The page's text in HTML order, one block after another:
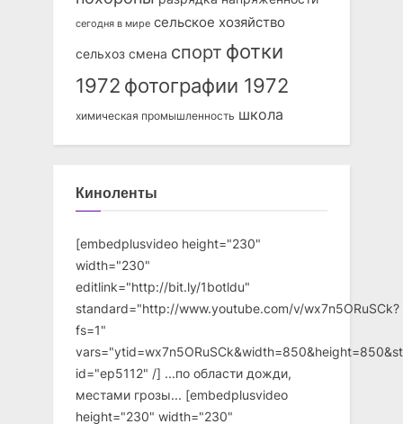
сегодня в мире сельское хозяйство
сельхоз смена спорт фотки
1972 фотографии 1972
химическая промышленность школа
Киноленты
[embedplusvideo height="230"
width="230"
editlink="http://bit.ly/1botldu"
standard="http://www.youtube.com/v/wx7n5ORuSCk?
fs=1"
id="ep5112" /] ...по области дожди,
местами грозы... [embedplusvideo
height="230" width="230"